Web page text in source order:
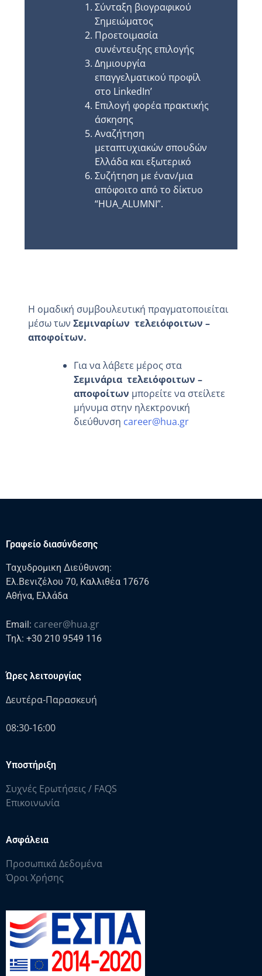
Σύνταξη βιογραφικού
Σημειώματος
Προετοιμασία
συνέντευξης επιλογής
Δημιουργία
επαγγελματικού προφίλ
στο LinkedIn’
Επιλογή φορέα πρακτικής
άσκησης
Αναζήτηση
μεταπτυχιακών σπουδών
Ελλάδα και εξωτερικό
Συζήτηση με έναν/μια
απόφοιτο από το δίκτυο
“HUA_ALUMNI”.
Η ομαδική συμβουλευτική πραγματοποιείται
μέσω των Σεμιναρίων τελειόφοιτων –
αποφοίτων.
Για να λάβετε μέρος στα
Σεμινάρια τελειόφοιτων –
αποφοίτων μπορείτε να στείλετε
μήνυμα στην ηλεκτρονική
διεύθυνση career@hua.gr
Γραφείο διασύνδεσης
Ταχυδρομικη Διεύθυνση:
Ελ.Βενιζέλου 70, Καλλιθέα 17676
Αθήνα, Ελλάδα
Email: career@hua.gr
Τηλ: +30 210 9549 116
Ώρες λειτουργίας
Δευτέρα-Παρασκευή
08:30-16:00
Υποστήριξη
Συχνές Ερωτήσεις / FAQS
Επικοινωνία
Ασφάλεια
Προσωπικά Δεδομένα
Όροι Χρήσης